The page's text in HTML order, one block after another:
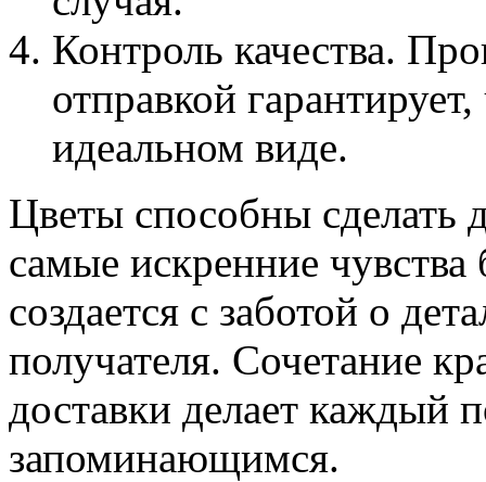
Контроль качества.
отправкой
идеальном виде.
Цветы способны сделать
самые искренние
создается с заботой о
получателя. Сочетание
доставки делает каждый
запоминающимся.